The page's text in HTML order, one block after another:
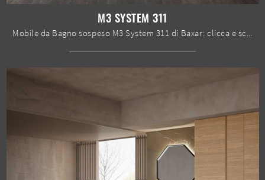
M3 SYSTEM 311